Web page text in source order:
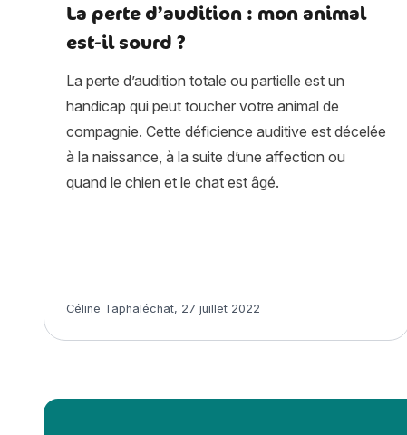
La perte d’audition : mon animal
est-il sourd ?
La perte d’audition totale ou partielle est un
handicap qui peut toucher votre animal de
compagnie. Cette déficience auditive est décelée
à la naissance, à la suite d’une affection ou
quand le chien et le chat est âgé.
Article rédigé par
Céline Taphaléchat, 27 juillet 2022